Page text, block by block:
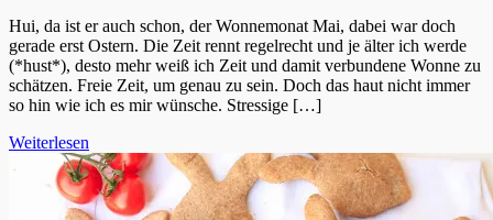
Hui, da ist er auch schon, der Wonnemonat Mai, dabei war doch
gerade erst Ostern. Die Zeit rennt regelrecht und je älter ich werde
(*hust*), desto mehr weiß ich Zeit und damit verbundene Wonne zu
schätzen. Freie Zeit, um genau zu sein. Doch das haut nicht immer
so hin wie ich es mir wünsche. Stressige […]
Weiterlesen